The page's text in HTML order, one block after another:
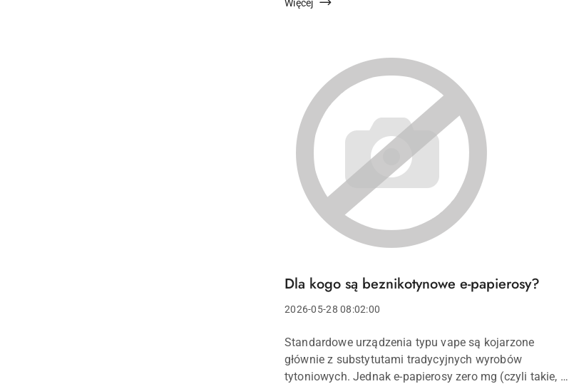
Więcej
Tytuł
Dla kogo są beznikotynowe e-papierosy?
Data
2026-05-28 08:02:00
Treść
artykułu:
Standardowe urządzenia typu vape są kojarzone
głównie z substytutami tradycyjnych wyrobów
tytoniowych. Jednak e-papierosy zero mg (czyli takie, w